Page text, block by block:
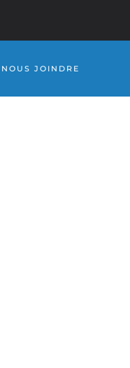
NOUS JOINDRE